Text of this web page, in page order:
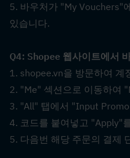
5. 바우처가 "My Vouchers"
있습니다.
Q4: Shopee 웹사이트에서
1. shopee.vn을 방문하여 계
2. "Me" 섹션으로 이동하여
3. "All" 탭에서 "Input
4. 코드를 붙여넣고 "Apply"
5. 다음번 해당 주문의 결제